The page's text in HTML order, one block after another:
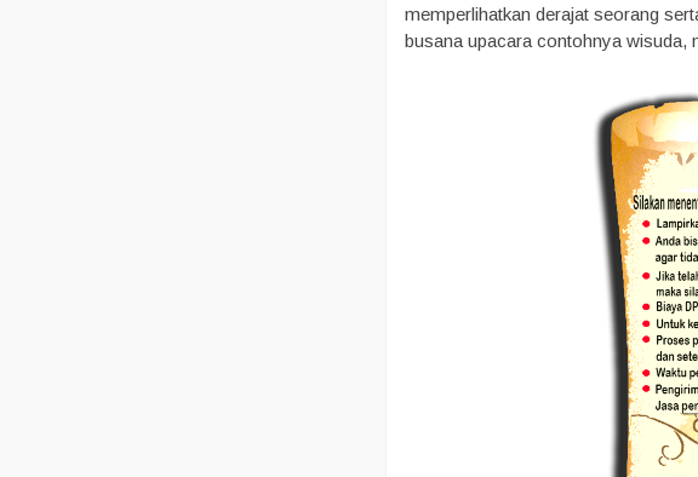
memperlihatkan derajat seorang
busana upacara contohnya wisuda,